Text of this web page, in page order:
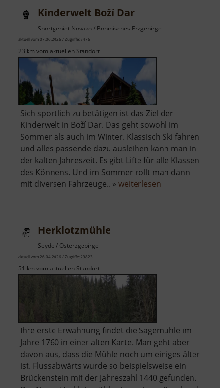
kostel
Nanebevzetí
Kinderwelt Boží Dar
Sportgebiet Novako / Böhmisches Erzgebirge
aktuell vom 07.06.2026 / Zugriffe: 3476
23 km vom aktuellen Standort
Sich sportlich zu betätigen ist das Ziel der
Kinderwelt in Boží Dar. Das geht sowohl im
Sommer als auch im Winter. Klassisch Ski fahren
und alles passende dazu ausleihen kann man in
der kalten Jahreszeit. Es gibt Lifte für alle Klassen
des Könnens. Und im Sommer rollt man dann
mit diversen Fahrzeuge.. » weiterlesen
Herklotzmühle
Seyde / Osterzgebirge
aktuell vom 26.04.2026 / Zugriffe: 29823
51 km vom aktuellen Standort
Ihre erste Erwähnung findet die Sägemühle im
Jahre 1760 in einer alten Karte. Man geht aber
davon aus, dass die Mühle noch um einiges älter
ist. Flussabwärts wurde so beispielsweise ein
Brückenstein mit der Jahreszahl 1440 gefunden.